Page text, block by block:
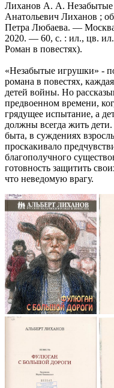
Лиханов А. А. Незабытые
Анатольевич Лиханов ;
Петра Любаева. —
2020. — 60, с. : ил., цв.
Роман в повестях).
«Незабытые игрушки» -
романа в повестях,
детей войны. Но
предвоенном времени,
грядущее испытание, а
должны всегда жить
быта, в суждениях
проскакивало
благополучного
готовность защитить
что неведомую врагу.